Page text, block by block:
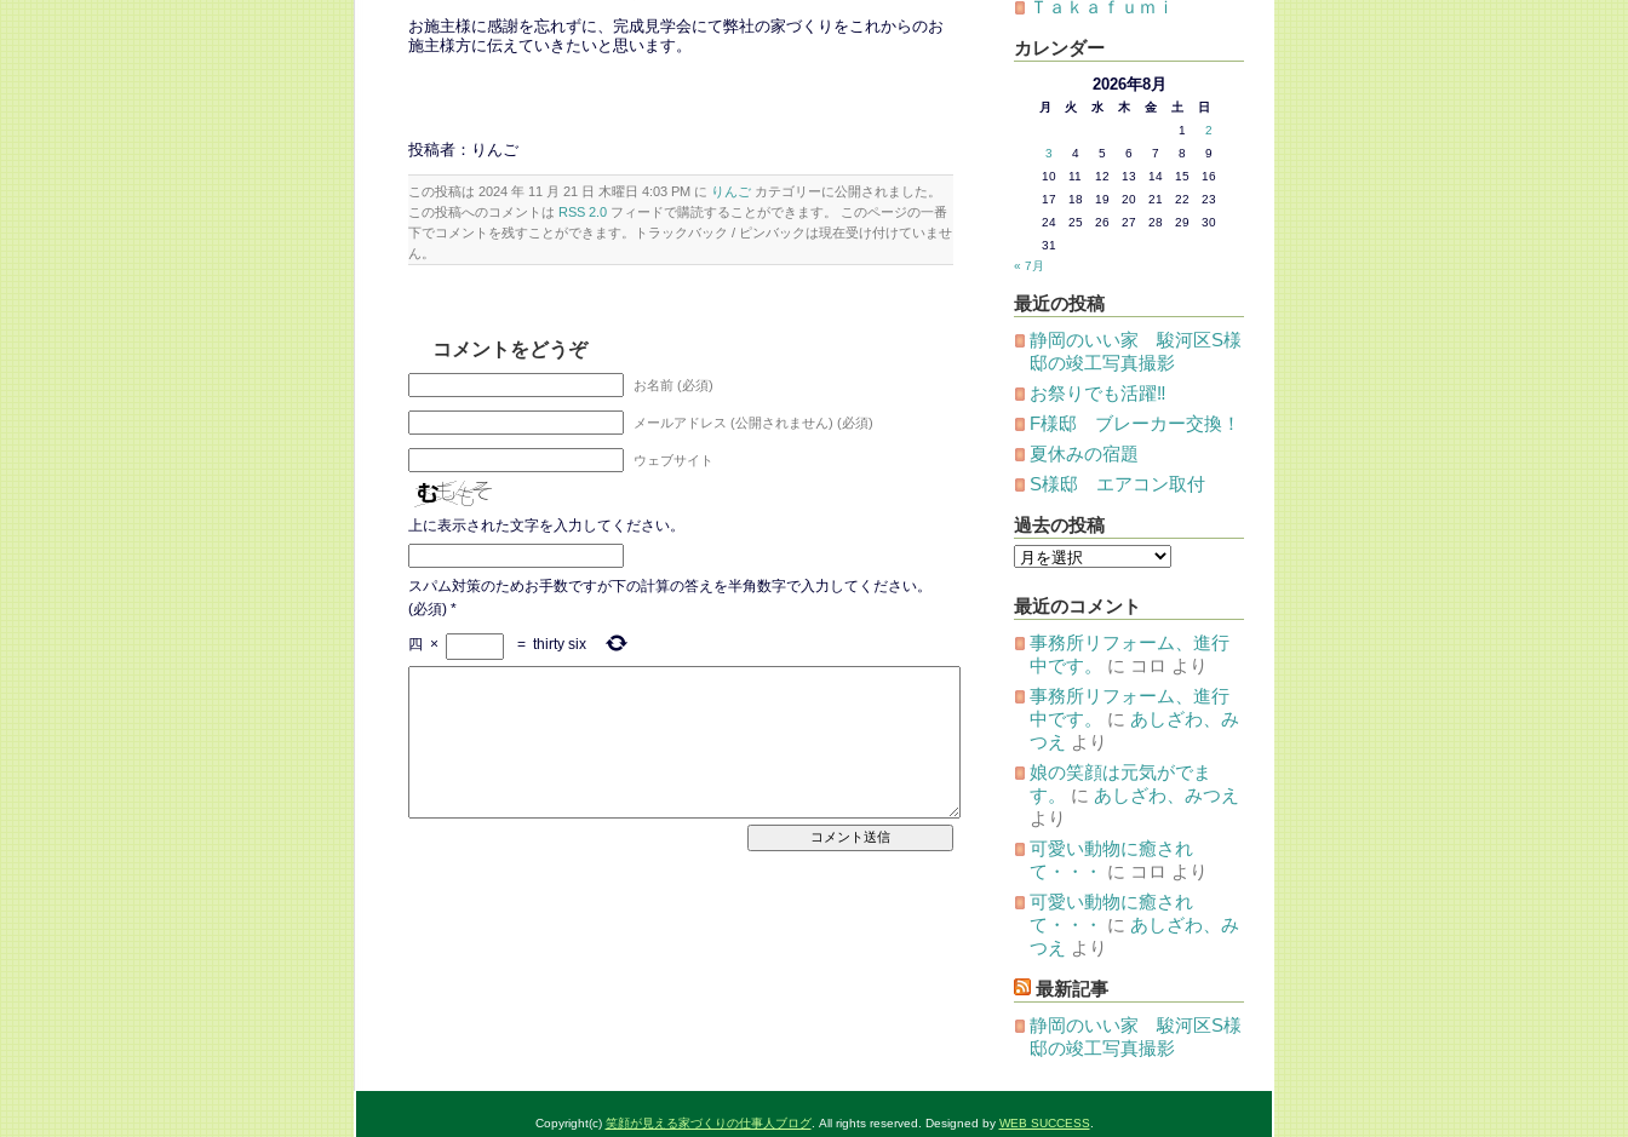
お施主様に感謝を忘れずに、完成見学会にて弊社の家づくりをこれからのお
施主様方に伝えていきたいと思います。
投稿者：りんご
この投稿は 2024 年 11 月 21 日 木曜日 4:03 PM に りんご カテゴリーに公開されました。
この投稿へのコメントは RSS 2.0 フィードで購読することができます。 このページの一番
下でコメントを残すことができます。トラックバック / ピンバックは現在受け付けていませ
ん。
コメントをどうぞ
お名前 (必須)
メールアドレス (公開されません) (必須)
ウェブサイト
上に表示された文字を入力してください。
スパム対策のためお手数ですが下の計算の答えを半角数字で入力してください。
(必須) *
四 × = thirty six
Ｔａｋａｆｕｍｉ
カレンダー
2026年8月
月 火 水 木 金 土
日
1
2
3
4 5 6 7 8
9
10
11 12 13 14 15
16
17
18 19 20 21 22
23
24
25 26 27 28 29
30
31
« 7月
最近の投稿
静岡のいい家 駿河区S様
邸の竣工写真撮影
お祭りでも活躍‼
F様邸 ブレーカー交換！
夏休みの宿題
S様邸 エアコン取付
過去の投稿
過
去
投
稿
最近のコメント
事務所リフォーム、進行
中です。
に コロ より
事務所リフォーム、進行
中です。
に あしざわ、み
つえ
より
娘の笑顔は元気がでま
す。
に あしざわ、みつえ
より
可愛い動物に癒され
て・・・
に コロ より
可愛い動物に癒され
て・・・
に あしざわ、み
つえ
より
最新記事
静岡のいい家 駿河区S様
邸の竣工写真撮影
Copyright(c) 笑顔が見える家づくりの仕事人ブログ. All rights reserved. Designed by WEB SUCCESS